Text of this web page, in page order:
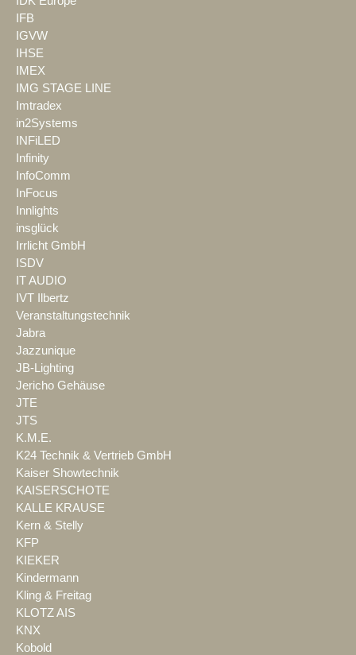
IFB
IGVW
IHSE
IMEX
IMG STAGE LINE
Imtradex
in2Systems
INFiLED
Infinity
InfoComm
InFocus
Innlights
insglück
Irrlicht GmbH
ISDV
IT AUDIO
IVT Ilbertz
Veranstaltungstechnik
Jabra
Jazzunique
JB-Lighting
Jericho Gehäuse
JTE
JTS
K.M.E.
K24 Technik & Vertrieb GmbH
Kaiser Showtechnik
KAISERSCHOTE
KALLE KRAUSE
Kern & Stelly
KFP
KIEKER
Kindermann
Kling & Freitag
KLOTZ AIS
KNX
Kobold